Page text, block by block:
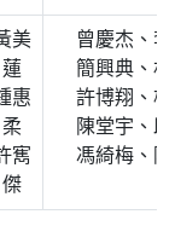
美
蓮
惠
柔
寯
傑
曾慶杰、
簡興典、
許博翔、
陳堂宇、
馮綺梅、